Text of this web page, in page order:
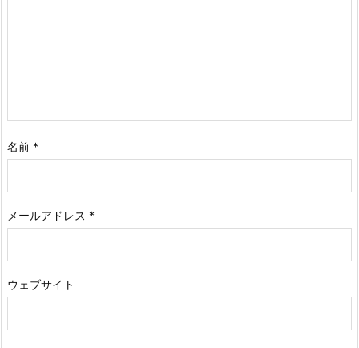
名前 *
メールアドレス *
ウェブサイト